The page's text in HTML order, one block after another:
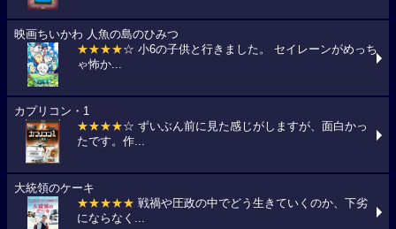
映画ちいかわ 人魚の島のひみつ
★★★★☆ 小6の子供と行きました。 セイレーンがめっち
ゃ怖か...
カプリコン・1
★★★★☆ ずいぶん前に見た感じがしますが、面白かっ
たです。作...
大統領のケーキ
★★★★★ 戦禍や圧政の中でどう生きていくのか、下劣
にならなく...